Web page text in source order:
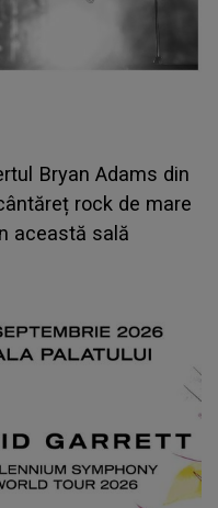
Bryan Adams din
rock de mare
această sală